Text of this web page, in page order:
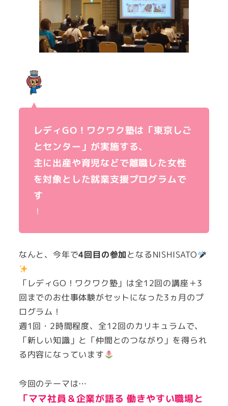
レディGO！ワクワク塾は「東京しご
とセンター」が実施する、
主に出産や育児などで離職した女性
を対象とした就業支援プログラムで
す
！
なんと、今年で4回目の参加となるNISHISATO
「レディGO！ワクワク塾」は全12回の講座＋3
回までのお仕事体験がセットになった3ヵ月のプ
ログラム！
週1回・2時間程度、全12回のカリキュラムで、
「新しい知識」と「仲間とのつながり」を得られ
る内容になっています
今回のテーマは…
「ママ社員＆企業が語る 働きやすい職場と